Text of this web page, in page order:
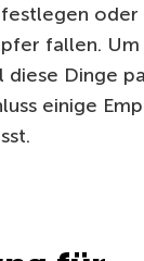
oder
fallen. Um
diese Dinge
einige